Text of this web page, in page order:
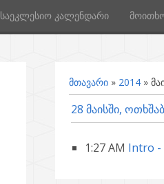
საეკლესიო კალენდარი
მთავარი» 2014 »
28 მაისში,
1:27 AM Intro -